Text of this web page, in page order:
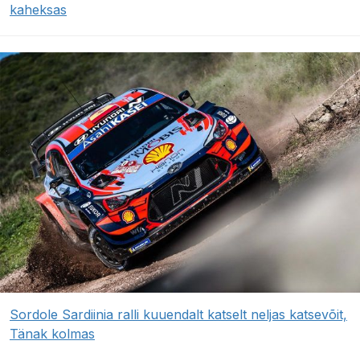
kaheksas
Sordole Sardiinia ralli kuuendalt katselt neljas katsevõit,
Tänak kolmas